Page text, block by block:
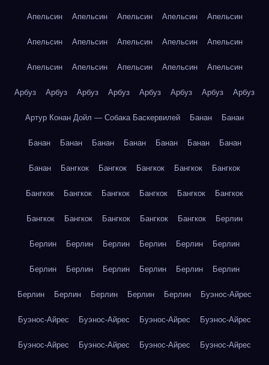
Апельсин Апельсин Апельсин Апельсин Апельсин
Апельсин Апельсин Апельсин Апельсин Апельсин
Апельсин Апельсин Апельсин Апельсин Апельсин
Арбуз Арбуз Арбуз Арбуз Арбуз Арбуз Арбуз Арбуз
Артур Конан Дойл — Собака Баскервилей Банан Банан
Банан Банан Банан Банан Банан Банан Банан
Банан Бангкок Бангкок Бангкок Бангкок Бангкок
Бангкок Бангкок Бангкок Бангкок Бангкок Бангкок
Бангкок Бангкок Бангкок Бангкок Бангкок Берлин
Берлин Берлин Берлин Берлин Берлин Берлин
Берлин Берлин Берлин Берлин Берлин Берлин
Берлин Берлин Берлин Берлин Берлин Буэнос-Айрес
Буэнос-Айрес Буэнос-Айрес Буэнос-Айрес Буэнос-Айрес
Буэнос-Айрес Буэнос-Айрес Буэнос-Айрес Буэнос-Айрес